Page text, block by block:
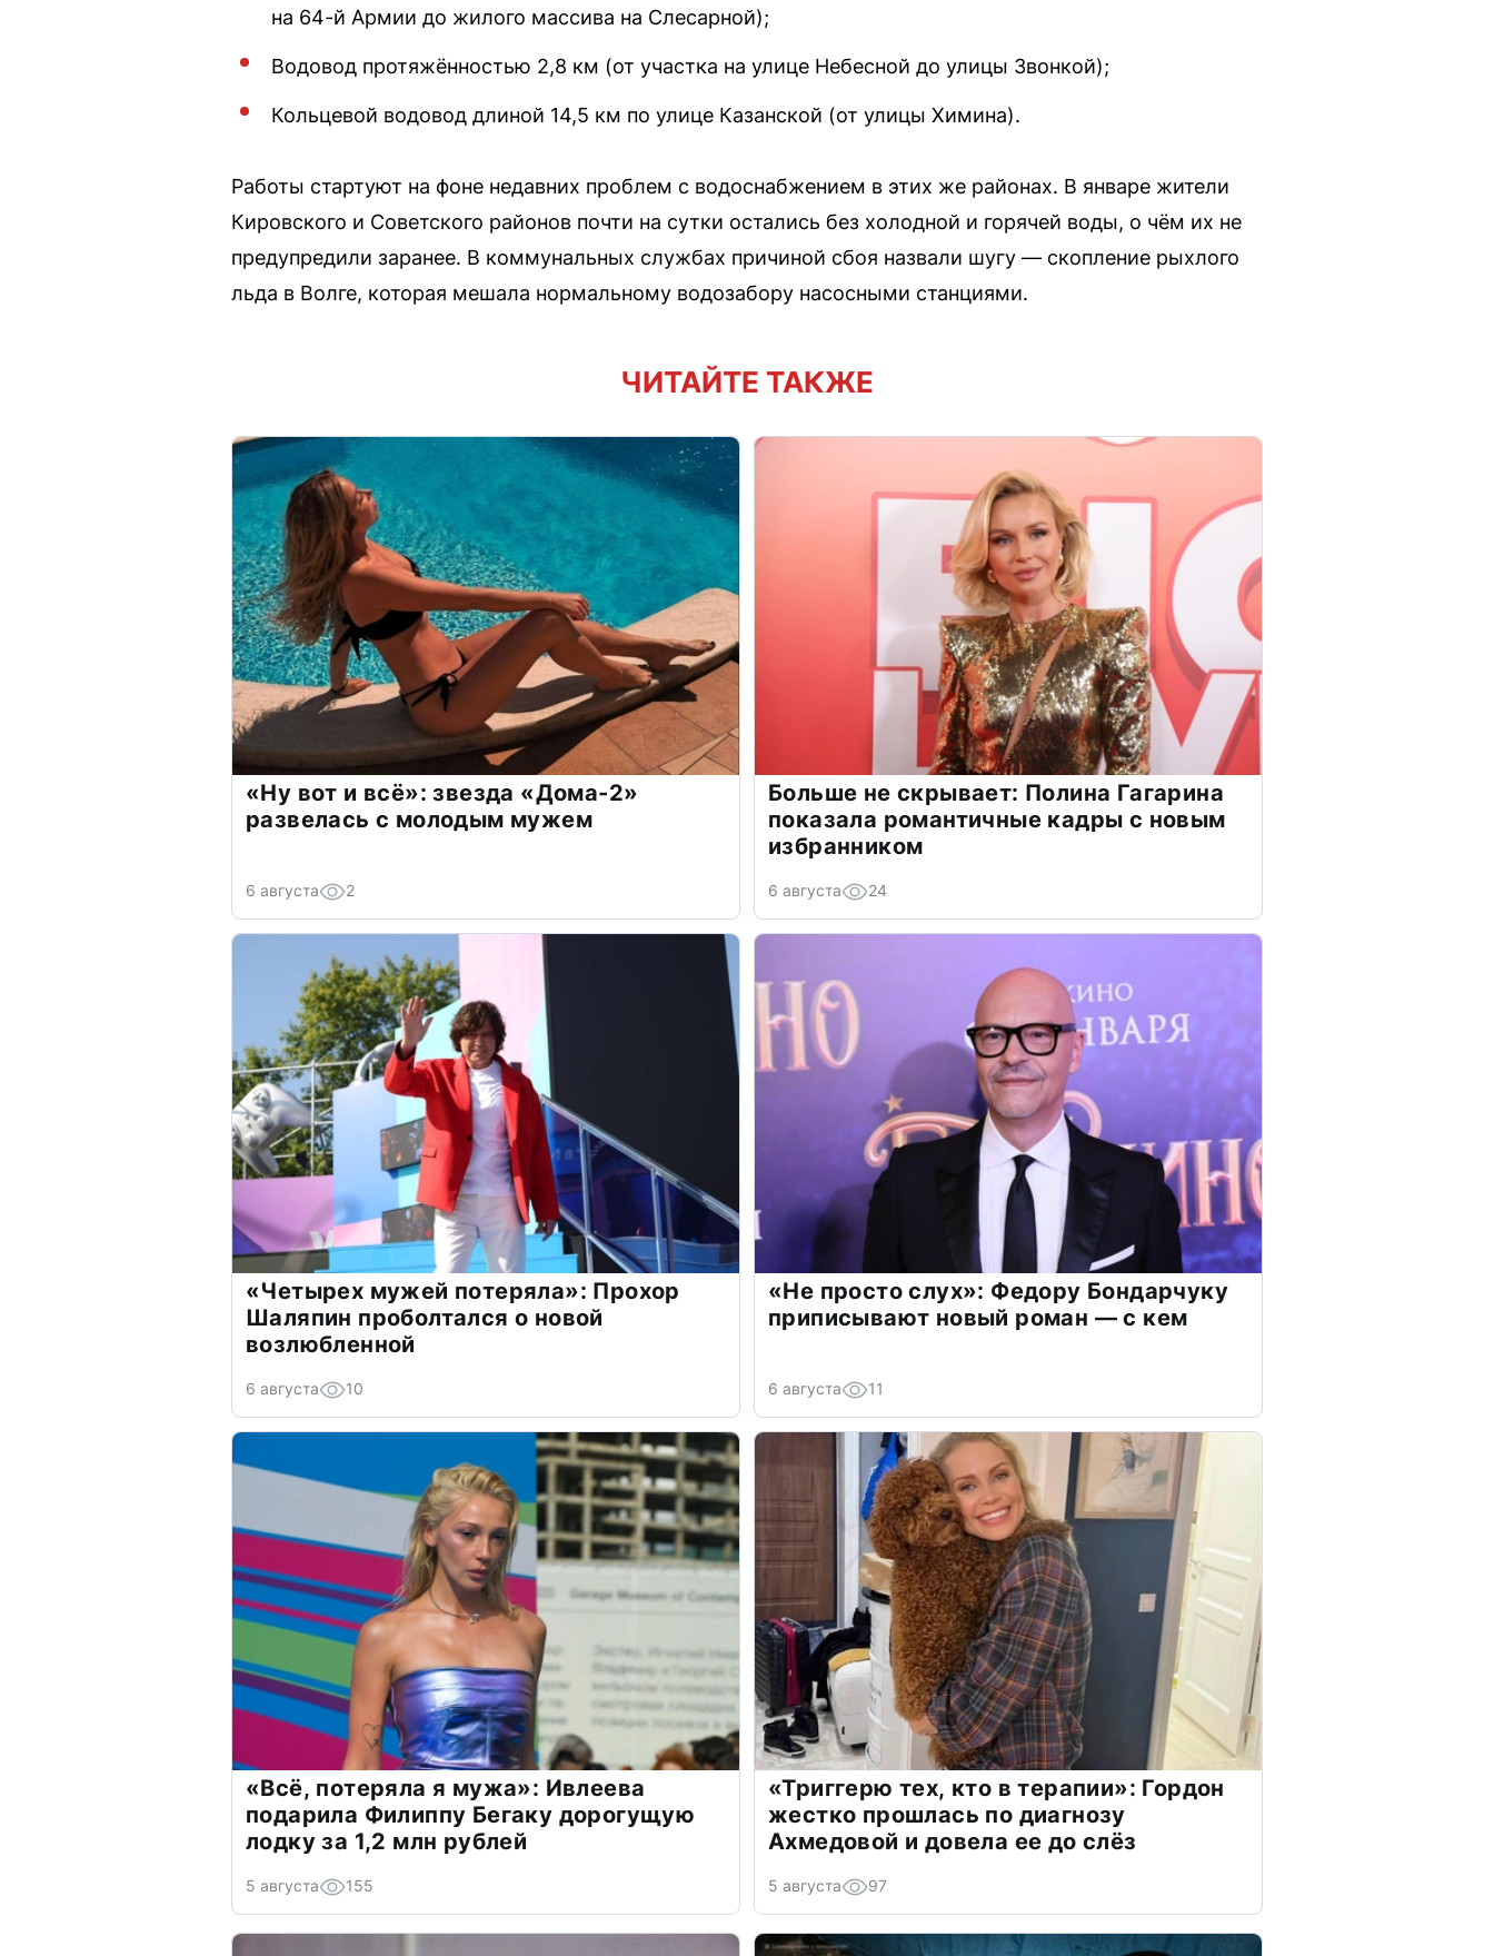
на 64-й Армии до жилого массива на Слесарной);
Водовод протяжённостью 2,8 км (от участка на улице Небесной до улицы Звонкой);
Кольцевой водовод длиной 14,5 км по улице Казанской (от улицы Химина).
Работы стартуют на фоне недавних проблем с водоснабжением в этих же районах. В январе жители
Кировского и Советского районов почти на сутки остались без холодной и горячей воды, о чём их не
предупредили заранее. В коммунальных службах причиной сбоя назвали шугу — скопление рыхлого
льда в Волге, которая мешала нормальному водозабору насосными станциями.
ЧИТАЙТЕ ТАКЖЕ
«Ну вот и всё»: звезда «Дома-2»
развелась с молодым мужем
6 августа 2
Больше не скрывает: Полина Гагарина
показала романтичные кадры с новым
избранником
6 августа 24
«Четырех мужей потеряла»: Прохор
Шаляпин проболтался о новой
возлюбленной
6 августа 10
«Не просто слух»: Федору Бондарчуку
приписывают новый роман — с кем
6 августа 11
«Всё, потеряла я мужа»: Ивлеева
подарила Филиппу Бегаку дорогущую
лодку за 1,2 млн рублей
5 августа 155
«Триггерю тех, кто в терапии»: Гордон
жестко прошлась по диагнозу
Ахмедовой и довела ее до слёз
5 августа 97